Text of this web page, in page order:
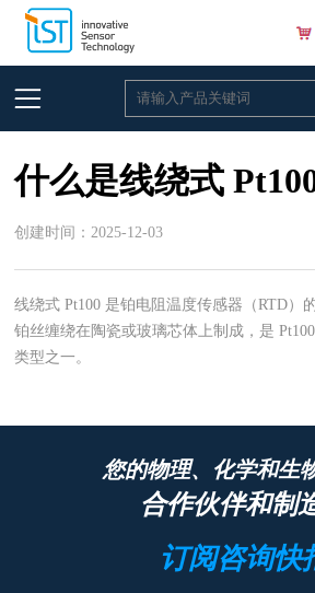
首页 >温度
什么是线绕式
创建时间：2025-12-03
线绕式 Pt100 是铂电阻温度传感器（RTD）
铂丝缠绕在陶瓷或玻璃芯体上制成，是
类型之一。
您的物理、化学和生
合作伙伴和制
订阅咨询快